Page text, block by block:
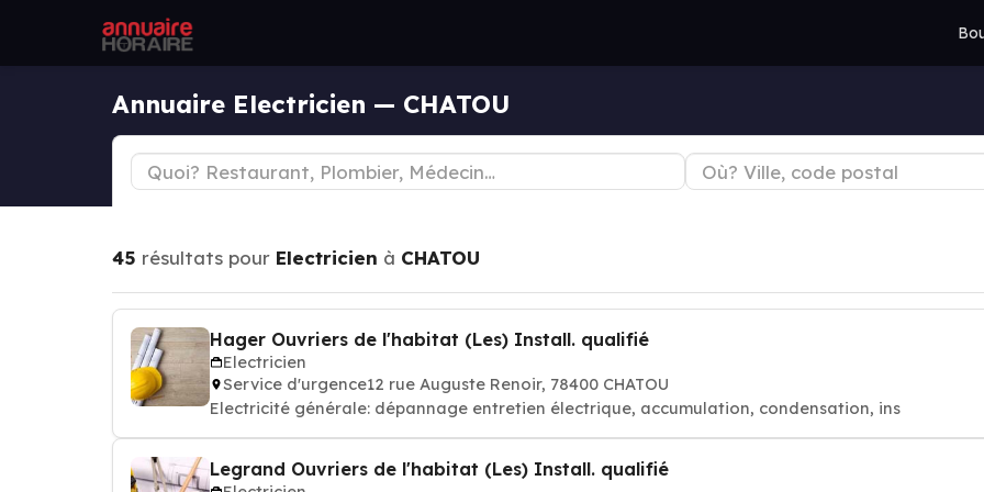
Annuaire Electricien — CHATOU
45 résultats pour Electricien à CHATOU
Hager Ouvriers de l'habitat (Les) Install. qualifié
Electricien
Service d'urgence12 rue Auguste Renoir, 78400 CHATOU
Electricité générale: dépannage entretien électrique, accumulation, condensation, ins
Legrand Ouvriers de l'habitat (Les) Install. qualifié